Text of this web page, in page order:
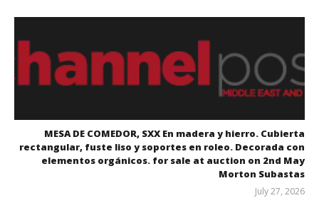
MESA DE COMEDOR, SXX En madera y hierro. Cubierta
rectangular, fuste liso y soportes en roleo. Decorada con
elementos orgánicos. for sale at auction on 2nd May
Morton Subastas
July 27, 2026